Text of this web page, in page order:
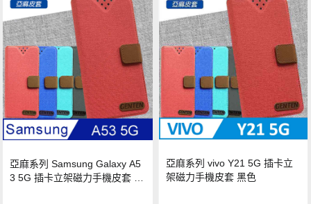
亞麻系列 Samsung Galaxy A5
3 5G 插卡立架磁力手機皮套 藍
亞麻系列 vivo Y21 5G 插卡立
架磁力手機皮套 黑色